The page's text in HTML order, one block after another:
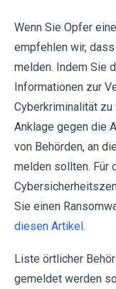
Wenn Sie Opfer
empfehlen wir,
melden. Indem Sie
Informationen zur
Cyberkriminalität
Anklage gegen die
von Behörden, an
melden sollten. Für
Sie einen
diesen Artikel .
Liste örtlicher
gemeldet werden